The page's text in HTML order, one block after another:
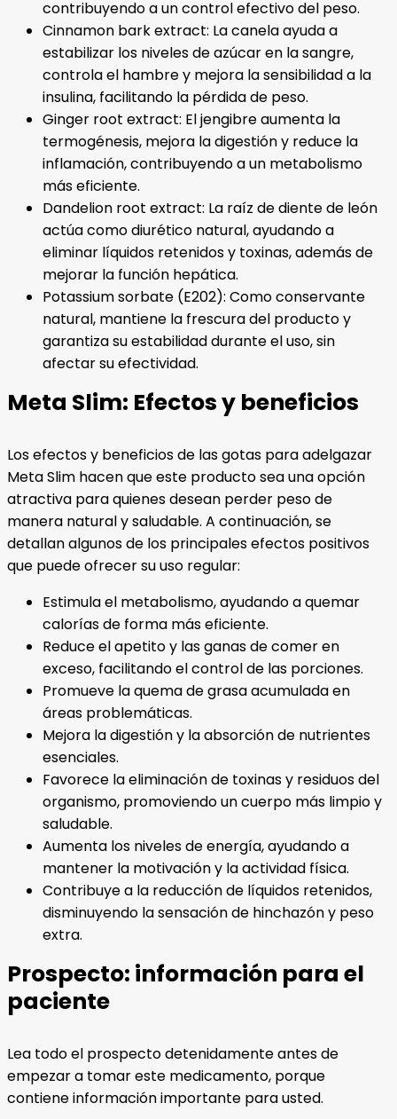
contribuyendo a un control efectivo del peso.
Cinnamon bark extract: La canela ayuda a
estabilizar los niveles de azúcar en la sangre,
controla el hambre y mejora la sensibilidad a la
insulina, facilitando la pérdida de peso.
Ginger root extract: El jengibre aumenta la
termogénesis, mejora la digestión y reduce la
inflamación, contribuyendo a un metabolismo
más eficiente.
Dandelion root extract: La raíz de diente de león
actúa como diurético natural, ayudando a
eliminar líquidos retenidos y toxinas, además de
mejorar la función hepática.
Potassium sorbate (E202): Como conservante
natural, mantiene la frescura del producto y
garantiza su estabilidad durante el uso, sin
afectar su efectividad.
Meta Slim: Efectos y beneficios
Los efectos y beneficios de las gotas para adelgazar
Meta Slim hacen que este producto sea una opción
atractiva para quienes desean perder peso de
manera natural y saludable. A continuación, se
detallan algunos de los principales efectos positivos
que puede ofrecer su uso regular:
Estimula el metabolismo, ayudando a quemar
calorías de forma más eficiente.
Reduce el apetito y las ganas de comer en
exceso, facilitando el control de las porciones.
Promueve la quema de grasa acumulada en
áreas problemáticas.
Mejora la digestión y la absorción de nutrientes
esenciales.
Favorece la eliminación de toxinas y residuos del
organismo, promoviendo un cuerpo más limpio y
saludable.
Aumenta los niveles de energía, ayudando a
mantener la motivación y la actividad física.
Contribuye a la reducción de líquidos retenidos,
disminuyendo la sensación de hinchazón y peso
extra.
Prospecto: información para el
paciente
Lea todo el prospecto detenidamente antes de
empezar a tomar este medicamento, porque
contiene información importante para usted.